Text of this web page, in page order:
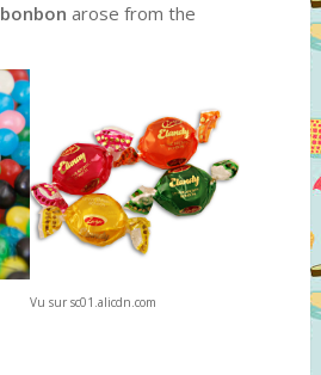
bonbon arose from the
Vu sur sc01.alicdn.com